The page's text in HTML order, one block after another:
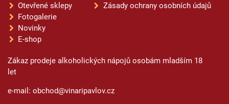
Otevřené sklepy
Fotogalerie
Novinky
E-shop
Zásady ochrany osobních údajů
Zákaz prodeje alkoholických nápojů osobám mladším 18
let
e-mail: obchod@vinaripavlov.cz